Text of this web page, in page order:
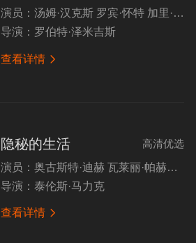
演员： 汤姆·汉克斯 罗宾·怀特 加里·西尼斯 麦凯尔泰·威廉逊
导演： 罗伯特·泽米吉斯
查看详情 
高清优选
隐秘的生活
演员： 奥古斯特·迪赫 瓦莱丽·帕赫纳 玛丽亚·西蒙 卡琳·纽荷瑟 托比亚斯·莫雷蒂 乌尔里希·马特斯
导演： 泰伦斯·马力克
查看详情 